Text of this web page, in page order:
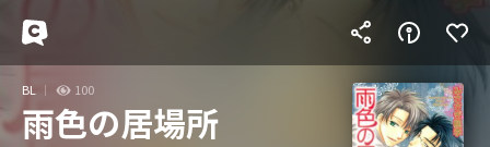
BL 100
雨色の居場所